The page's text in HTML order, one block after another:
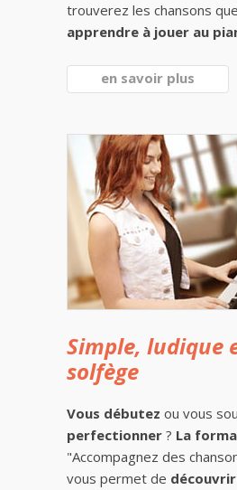
trouverez les chansons que
apprendre à jouer au
en savoir plus
Simple, ludique
solfège
Vous débutez ou vous
perfectionner ? La
"Accompagnez des
vous permet de